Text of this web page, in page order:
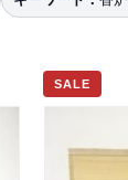
SALE